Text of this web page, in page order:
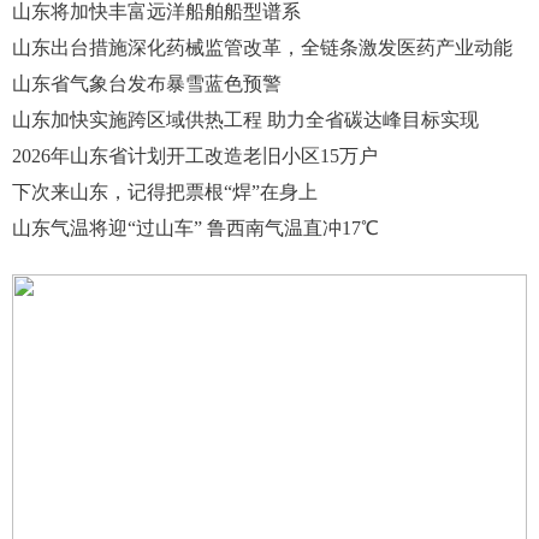
山东将加快丰富远洋船舶船型谱系
山东出台措施深化药械监管改革，全链条激发医药产业动能
山东省气象台发布暴雪蓝色预警
山东加快实施跨区域供热工程 助力全省碳达峰目标实现
2026年山东省计划开工改造老旧小区15万户
下次来山东，记得把票根“焊”在身上
山东气温将迎“过山车” 鲁西南气温直冲17℃